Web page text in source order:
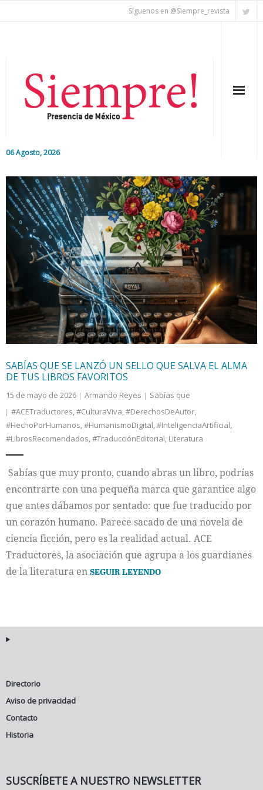
Síguenos en @Siempre_revista
06 Agosto, 2026
Editorial
Nacional
Colaboradores
Internacional
Cultura
SABÍAS QUE SE LANZÓ UN SELLO QUE SALVA EL ALMA
DE TUS LIBROS FAVORITOS
15 de mayo de 2026 Armando Reyes
Sabías que
#ACETraductores,#CulturaViva,#DerechosDeAutor,
#HechoPorHumanos,#HumanismoDigital,#InteligenciaArtificial,
#LibrosRecomendados,#TraducciónEditorial, Literatura
Sabías que muy pronto, cuando abras un libro, podrías
encontrarte con una pequeña marca que garantice algo
que antes dábamos por sentado: que fue traducido por
un corazón humano. Parece sacado de una novela de
ciencia ficción, pero es la realidad actual. ACE
Traductores, la asociación que agrupa a los guardianes
de la literatura enSEGUIR LEYENDO
Directorio
Aviso de privacidad
Contacto
Historia
SUSCRÍBETE A NUESTRO NEWSLETTER